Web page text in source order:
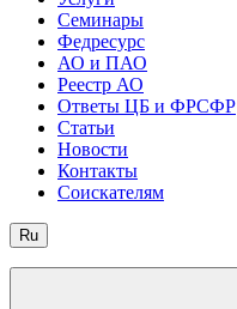
Семинары
Федресурс
АО и ПАО
Реестр АО
Ответы ЦБ и ФРСФР
Статьи
Новости
Контакты
Соискателям
Ru